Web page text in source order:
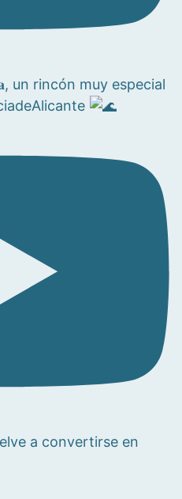
un rincón muy especial
a convertirse en